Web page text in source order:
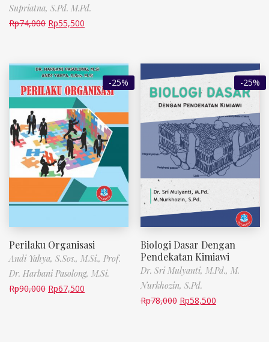
Supriatna, S.Pd. M.Pd.
Rp74,000 Rp55,500
-25%
Perilaku Organisasi
Andi Yahya, S.Sos., M.Si., Prof.
Dr. Harbani Pasolong, M.Si.
Rp90,000 Rp67,500
-25%
Biologi Dasar Dengan
Pendekatan Kimiawi
Dr. Sri Mulyanti, M.Pd., M.
Nurkhozin, S.Pd.
Rp78,000 Rp58,500